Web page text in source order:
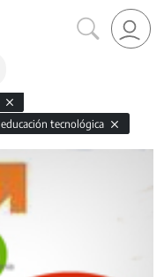
educación tecnológica